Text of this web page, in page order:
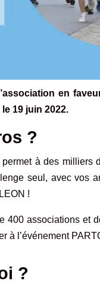
en
19 juin 2022.
?
à des milliers
seul, avec vos
!
400 associations et
à l’événement
?